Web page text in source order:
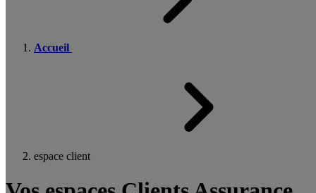
Accueil
espace client